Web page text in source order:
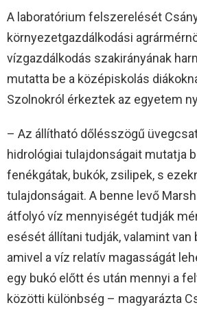
A laboratórium felszerelését
környezetgazdálkodási
vízgazdálkodás szakirányának
mutatta be a középiskolás
Szolnokról érkeztek az egyetem
– Az állítható dőlésszögű
hidrológiai tulajdonságait mutatja
fenékgátak, bukók, zsilipek, s
tulajdonságait. A benne levő
átfolyó víz mennyiségét tudják
esését állítani tudják, valamint van
amivel a víz relatív magasságát
egy bukó előtt és után mennyi a
közötti különbség – magyarázta